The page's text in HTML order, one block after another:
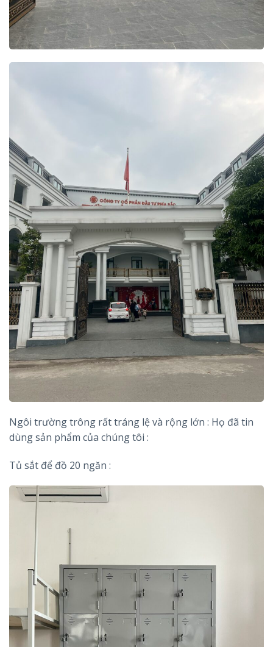
Ngôi trường trông rất tráng lệ và rộng lớn : Họ đã tin
dùng sản phẩm của chúng tôi :
Tủ sắt để đồ 20 ngăn :